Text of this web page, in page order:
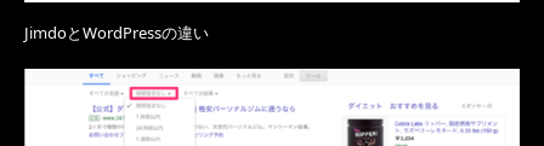
JimdoとWordPressの違い